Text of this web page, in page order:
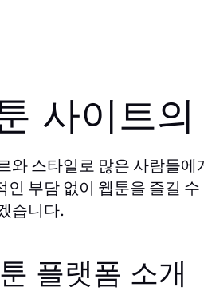
사이트의
와 스타일로 많은 사람들
인 부담 없이 웹툰을 즐길
습니다.
플랫폼 소개